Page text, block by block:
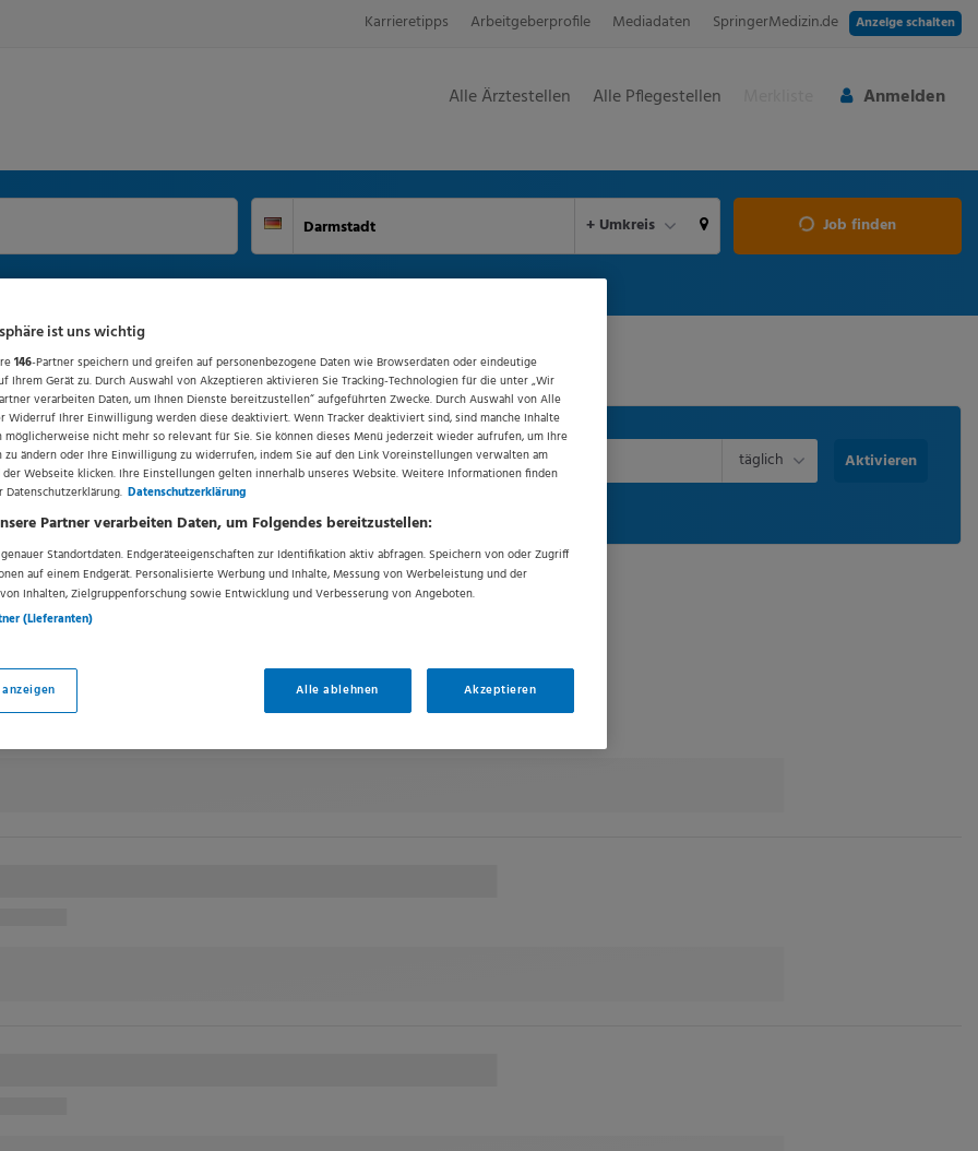
Anzeige schalten
Karrieretipps Arbeitgeberprofile Mediadaten SpringerMedizin.de
Anmelden
Alle Ärztestellen Alle Pflegestellen
Deutschland + Umkreis aktuellen Ort verwenden
Job finden
täglich Aktivieren
,Nutzungsbedingungenund Verwendung von Cookies von Springermedizin.
Stellenangebote
ist uns wichtig
146-Partner speichern und greifen auf personenbezogene Daten wie Browserdaten oder eindeutige
Ihrem Gerät zu. Durch Auswahl von Akzeptieren aktivieren Sie Tracking-Technologien für die unter „Wir
verarbeiten Daten, um Ihnen Dienste bereitzustellen“ aufgeführten Zwecke. Durch Auswahl von Alle
Widerruf Ihrer Einwilligung werden diese deaktiviert. Wenn Tracker deaktiviert sind, sind manche Inhalte
möglicherweise nicht mehr so relevant für Sie. Sie können dieses Menü jederzeit wieder aufrufen, um Ihre
zu ändern oder Ihre Einwilligung zu widerrufen, indem Sie auf den Link Voreinstellungen verwalten am
der Webseite klicken. Ihre Einstellungen gelten innerhalb unseres Website. Weitere Informationen finden
Datenschutzerklärung. Datenschutzerklärung
Partner verarbeiten Daten, um Folgendes bereitzustellen:
Standortdaten. Endgeräteeigenschaften zur Identifikation aktiv abfragen. Speichern von oder Zugriff
auf einem Endgerät. Personalisierte Werbung und Inhalte, Messung von Werbeleistung und der
Inhalten, Zielgruppenforschung sowie Entwicklung und Verbesserung von Angeboten.
(Lieferanten)
Alle ablehnen Akzeptieren